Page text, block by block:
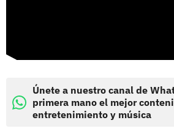
Únete a nuestro canal de
primera mano el mejor
entretenimiento y música